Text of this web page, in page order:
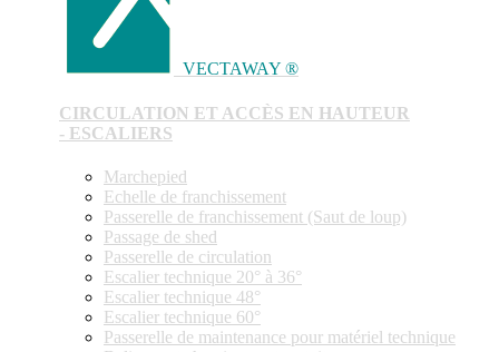
VECTAWAY ®
CIRCULATION ET ACCÈS EN HAUTEUR
- ESCALIERS
Marchepied
Echelle de franchissement
Passerelle de franchissement (Saut de loup)
Passage de shed
Passerelle de circulation
Escalier technique 20° à 36°
Escalier technique 48°
Escalier technique 60°
Passerelle de maintenance pour matériel technique